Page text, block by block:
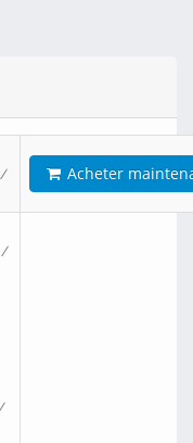
Acheter